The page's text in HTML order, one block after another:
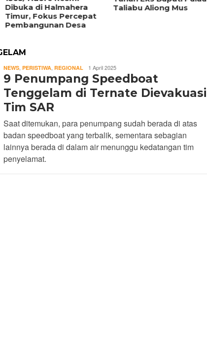
Dibuka di Halmahera
Timur, Fokus Percepat
Pembangunan Desa
Taliabu Aliong Mus
NEWS PERISTIWA REGIONAL REDAKSI
1 April 2025
9 Penumpang Speedboat
Tenggelam di Ternate Dievakuasi
Tim SAR
Saat ditemukan, para penumpang sudah berada di atas
badan speedboat yang terbalik, sementara sebagian
lainnya berada di dalam air menunggu kedatangan tim
penyelamat.